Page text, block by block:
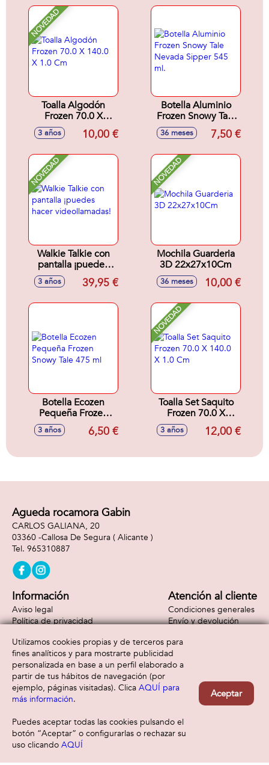
NOVEDAD
Toalla Algodón
Frozen 70.0 X
140.0 X 1.0 Cm
3 años 10,00 €
Botella Aluminio
Frozen Snowy Tale
Nevada Sipper 545
ml.
36 meses 7,50 €
NOVEDAD
Walkie Talkie con
pantalla ¡puedes
hacer
videollamadas!
3 años 39,95 €
NOVEDAD
Mochila Guarderia
3D 22x27x10Cm
36 meses 10,00 €
Botella Ecozen
Pequeña Frozen
Snowy Tale 475 ml
3 años 6,50 €
NOVEDAD
Toalla Set Saquito
Frozen 70.0 X
140.0 X 1.0 Cm
3 años 12,00 €
Agueda rocamora Gabin
CARLOS GALIANA, 20
03360 -Callosa De Segura ( Alicante )
965310887
Información
Aviso legal
Política de privacidad
Atención al cliente
Condiciones generales
Envío y devolución
Formas de pago
Utilizamos cookies propias y de terceros para
fines analíticos y para mostrarte publicidad
personalizada en base a un perfil elaborado a
partir de tus hábitos de navegación (por
ejemplo, páginas visitadas). Clica AQUÍ para
más información.
Puedes aceptar todas las cookies pulsando el
botón “Aceptar” o configurarlas o rechazar su
uso clicando AQUÍ
Aceptar